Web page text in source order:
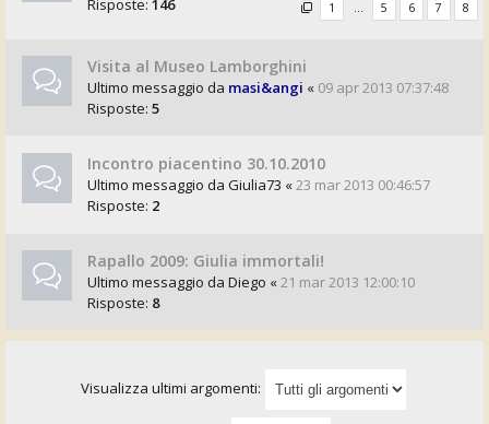
Risposte: 146 1 … 5 6 7 8
Visita al Museo Lamborghini
Ultimo messaggio da masi&angi « 09 apr 2013 07:37:48
Risposte: 5
Incontro piacentino 30.10.2010
Ultimo messaggio da Giulia73 «23 mar 2013 00:46:57
Risposte: 2
Rapallo 2009: Giulia immortali!
Ultimo messaggio da Diego «21 mar 2013 12:00:10
Risposte: 8
Visualizza ultimi argomenti: